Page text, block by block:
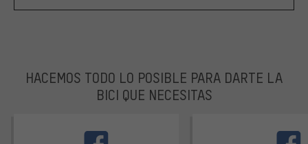
HACEMOS TODO LO POSIBLE PARA DARTE LA
BICI QUE NECESITAS